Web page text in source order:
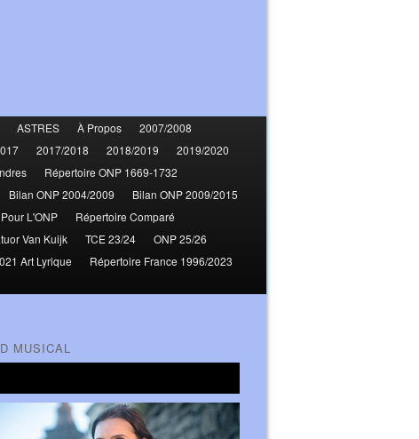
ASTRES À Propos
2007/2008
2017/2018 2018/2019
2019/2020
Répertoire ONP 1669-1732
Bilan ONP 2004/2009
Bilan ONP 2009/2015
L'ONP
Répertoire Comparé
Van Kuijk TCE 23/24
ONP 25/26
Art Lyrique
Répertoire France 1996/2023
MUSICAL